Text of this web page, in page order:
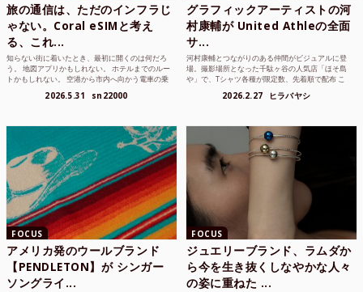
旅の通信は、ただのインフラじ
ゃない。Coral eSIMと考え
る、これ...
知らない街に着いたとき、最初に開くのは何だろ
う。 地図アプリかもしれない。 ホテルまでのルー
トかもしれない。 空港から市内へ向かう電車の乗
2026.5.31 sn22000
グラフィックアーティストの河
村康輔が United Athleの全面
サ...
河村康輔とつながりのある仲間がビジュアルに登
場。撮影場所となった千駄ヶ谷の人気店「ほそ島
や」で、Tシャツ各種が限定数、先着順で配布 こ
2026.2.27 ヒラバヤシ
FOCUS
アメリカ発のウールブランド
【PENDLETON】が シンガー
ソングライ...
FOCUS
ジュエリーブランド、ラムダか
ら今を生き抜くしなやかな人々
の姿に重ねた ...